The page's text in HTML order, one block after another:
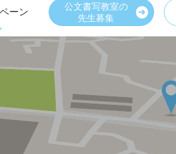
ーン
公文書写教室の
先生募集